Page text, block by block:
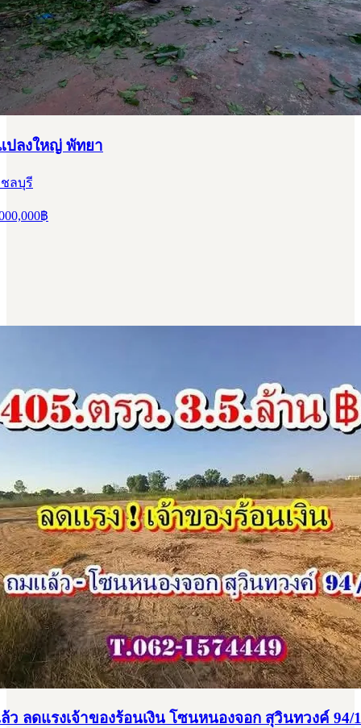
ลงใหญ่ พัทยา
ลบุรี
฿
ลดแรงเจ้าของร้อนเงิน โซนหนองจอก สุวินทวงค์ 94/1